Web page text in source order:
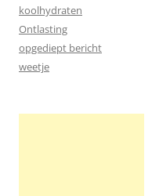
koolhydraten
Ontlasting
opgediept bericht
weetje